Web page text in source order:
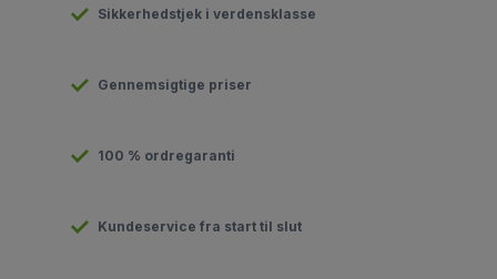
Sikkerhedstjek i verdensklasse
Gennemsigtige priser
100 % ordregaranti
Kundeservice fra start til slut